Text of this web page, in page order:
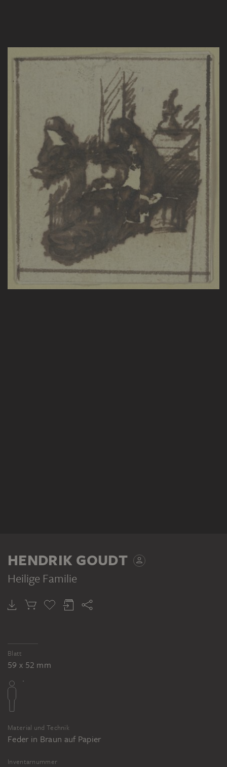
HENDRIK GOUDT
Heilige Familie
Blatt
59 x 52 mm
Material und Technik
Feder in Braun auf Papier
Inventarnummer